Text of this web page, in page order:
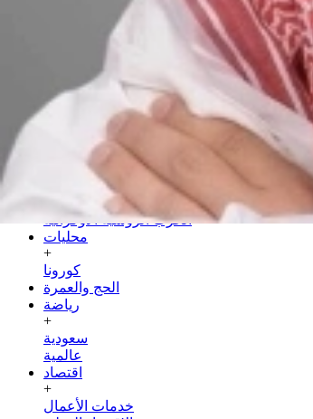
الحرب الروسية الأوكرانية
محليات
+
كورونا
الحج والعمرة
رياضة
+
سعودية
عالمية
اقتصاد
+
خدمات الأعمال